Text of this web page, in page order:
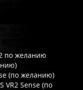
по желанию
(по желанию)
VR2 Sense (по